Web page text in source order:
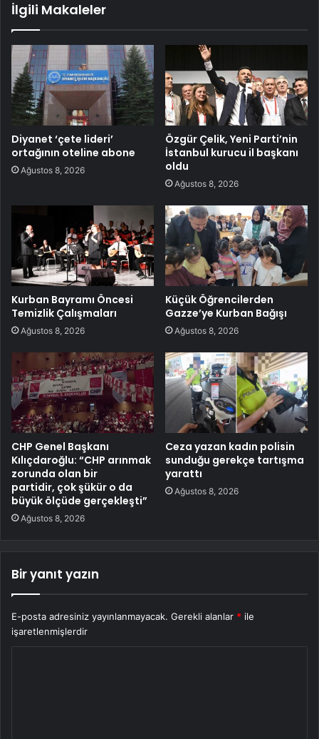
İlgili Makaleler
Diyanet ‘çete lideri’
ortağının oteline abone
Ağustos 8, 2026
Özgür Çelik, Yeni Parti’nin
İstanbul kurucu il başkanı
oldu
Ağustos 8, 2026
Kurban Bayramı Öncesi
Temizlik Çalışmaları
Ağustos 8, 2026
Küçük Öğrencilerden
Gazze’ye Kurban Bağışı
Ağustos 8, 2026
CHP Genel Başkanı
Kılıçdaroğlu: “CHP arınmak
zorunda olan bir
partidir, çok şükür o da
büyük ölçüde gerçekleşti”
Ağustos 8, 2026
Ceza yazan kadın polisin
sunduğu gerekçe tartışma
yarattı
Ağustos 8, 2026
Bir yanıt yazın
E-posta adresiniz yayınlanmayacak. Gerekli alanlar * ile
işaretlenmişlerdir